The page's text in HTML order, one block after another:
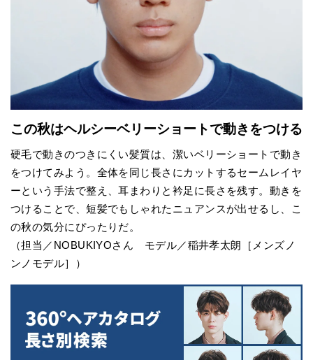
この秋はヘルシーベリーショートで動きをつける
硬毛で動きのつきにくい髪質は、潔いベリーショートで動き
をつけてみよう。全体を同じ長さにカットするセームレイヤ
ーという手法で整え、耳まわりと衿足に長さを残す。動きを
つけることで、短髪でもしゃれたニュアンスが出せるし、こ
の秋の気分にぴったりだ。
（担当／NOBUKIYOさん モデル／稲井孝太朗［メンズノ
ンノモデル］）